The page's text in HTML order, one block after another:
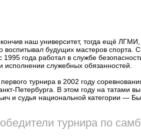
наш университет, тогда ещё
воспитывал будущих мастеров спорта.
1995 года работал в службе
исполнении служебных обязанностей.
турнира в 2002 году
Петербурга. В этом году на татами
и судья национальной категории —
турнира по